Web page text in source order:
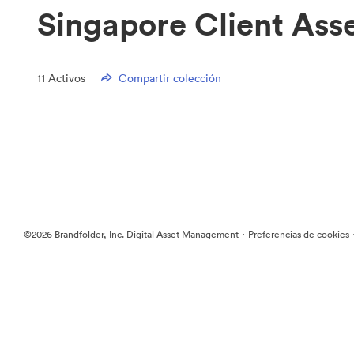
Singapore Client
11 Activos Compartir colección
©2026 Brandfolder, Inc. Digital Asset Management · Preferencias de cookies